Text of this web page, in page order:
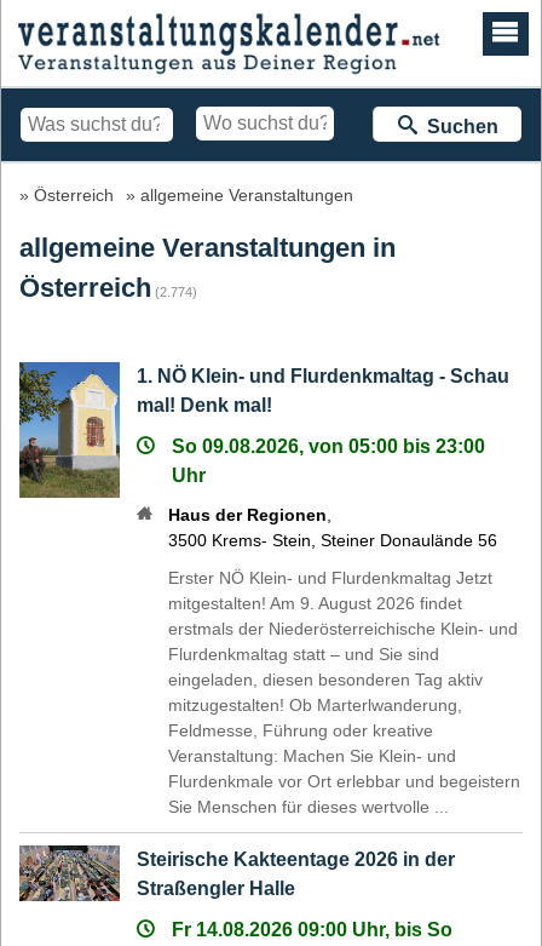
Suchen
Österreich allgemeine Veranstaltungen
allgemeine Veranstaltungen in
Österreich (2.774)
1. NÖ Klein- und Flurdenkmaltag - Schau
mal! Denk mal!
So 09.08.2026, von 05:00 bis 23:00
Uhr
Haus der Regionen
3500 Krems- Stein ,Steiner Donaulände 56
Erster NÖ Klein- und Flurdenkmaltag Jetzt
mitgestalten! Am 9. August 2026 findet
erstmals der Niederösterreichische Klein- und
Flurdenkmaltag statt – und Sie sind
eingeladen, diesen besonderen Tag aktiv
mitzugestalten! Ob Marterlwanderung,
Feldmesse, Führung oder kreative
Veranstaltung: Machen Sie Klein- und
Flurdenkmale vor Ort erlebbar und begeistern
Sie Menschen für dieses wertvolle ...
Steirische Kakteentage 2026 in der
Straßengler Halle
Fr 14.08.2026 09:00 Uhr, bis So